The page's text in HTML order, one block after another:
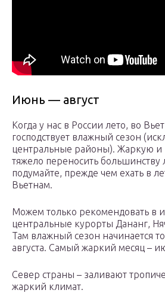
Июнь — август
Когда у нас в России лето, во
господствует влажный сезон
центральные районы). Жаркую и
тяжело переносить
подумайте, прежде чем ехать в
Вьетнам.
Можем только рекомендовать в
центральные курорты Дананг,
Там влажный сезон начинается
августа. Самый жаркий месяц –
Север страны – заливают
жаркий климат.